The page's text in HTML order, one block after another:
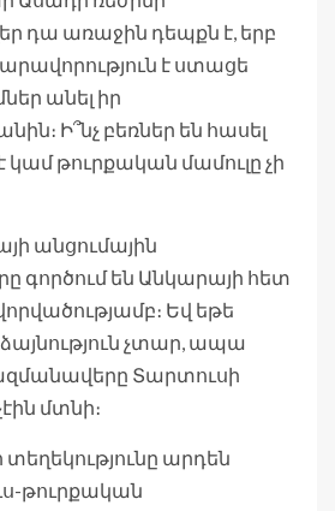
դա առաջին դեպքն է, երբ
է ստացե
անել իր
Ի՞նչ բեռներ են հասել
կամ թուրքական մամուլը չի
անցումային
գործում են Անկարայի հետ
Եվ եթե
չտար, ապա
Տարտուսի
մտնի։
արդեն
թուրքական